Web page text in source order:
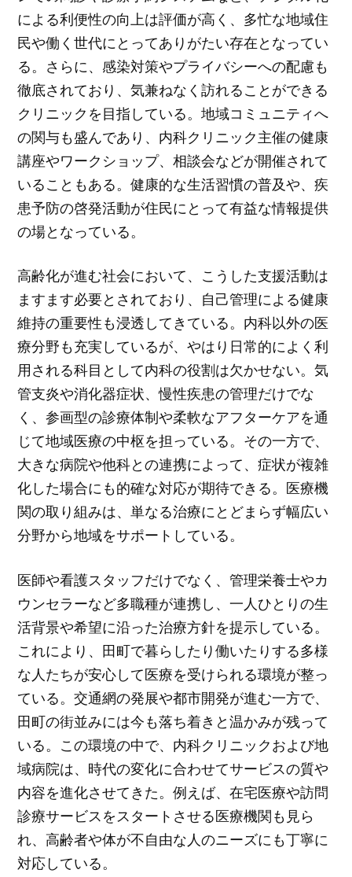
による利便性の向上は評価が高く、多忙な地域住
民や働く世代にとってありがたい存在となってい
る。さらに、感染対策やプライバシーへの配慮も
徹底されており、気兼ねなく訪れることができる
クリニックを目指している。地域コミュニティへ
の関与も盛んであり、内科クリニック主催の健康
講座やワークショップ、相談会などが開催されて
いることもある。健康的な生活習慣の普及や、疾
患予防の啓発活動が住民にとって有益な情報提供
の場となっている。
高齢化が進む社会において、こうした支援活動は
ますます必要とされており、自己管理による健康
維持の重要性も浸透してきている。内科以外の医
療分野も充実しているが、やはり日常的によく利
用される科目として内科の役割は欠かせない。気
管支炎や消化器症状、慢性疾患の管理だけでな
く、参画型の診療体制や柔軟なアフターケアを通
じて地域医療の中枢を担っている。その一方で、
大きな病院や他科との連携によって、症状が複雑
化した場合にも的確な対応が期待できる。医療機
関の取り組みは、単なる治療にとどまらず幅広い
分野から地域をサポートしている。
医師や看護スタッフだけでなく、管理栄養士やカ
ウンセラーなど多職種が連携し、一人ひとりの生
活背景や希望に沿った治療方針を提示している。
これにより、田町で暮らしたり働いたりする多様
な人たちが安心して医療を受けられる環境が整っ
ている。交通網の発展や都市開発が進む一方で、
田町の街並みには今も落ち着きと温かみが残って
いる。この環境の中で、内科クリニックおよび地
域病院は、時代の変化に合わせてサービスの質や
内容を進化させてきた。例えば、在宅医療や訪問
診療サービスをスタートさせる医療機関も見ら
れ、高齢者や体が不自由な人のニーズにも丁寧に
対応している。